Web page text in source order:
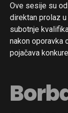
Ove sesije su
direktan prolaz
subotnje
nakon oporavka
pojačava